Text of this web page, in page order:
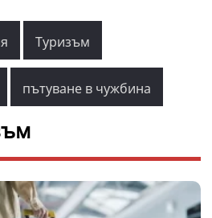
Туризъм
пътуване в чужбина